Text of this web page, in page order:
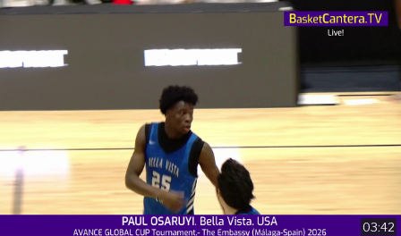
03:42